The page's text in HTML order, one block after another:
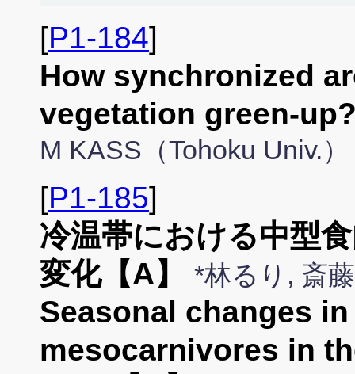
[P1-184]
How synchronized
vegetation green-
M KASS（Tohoku Univ.）
[P1-185]
冷温帯における中型
変化【A】
*林るり, 斎
Seasonal changes
mesocarnivores in